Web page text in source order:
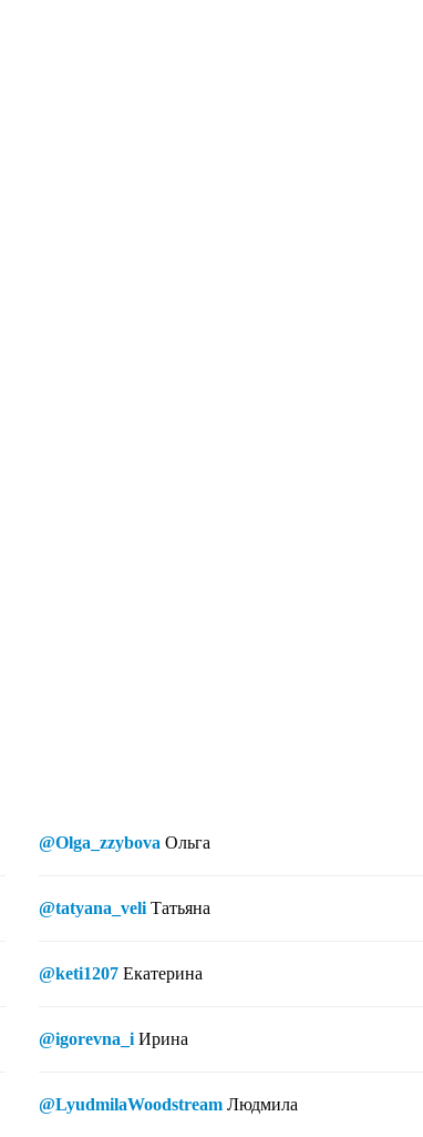
@Olga_zzybova Ольга
@tatyana_veli Татьяна
@keti1207 Екатерина
@igorevna_i Ирина
@LyudmilaWoodstream Людмила